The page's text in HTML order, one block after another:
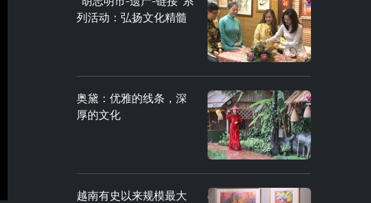
列活动：弘扬文化精髓
奥黛：优雅的线条，深
厚的文化
越南有史以来规模最大